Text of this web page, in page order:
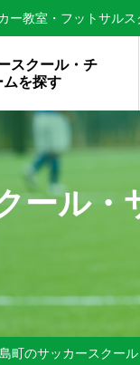
ー教室・フットサル
スクール・チ
ムを探す
ール・
町のサッカースクー